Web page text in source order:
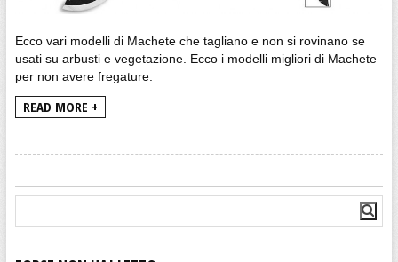
Ecco vari modelli di Machete che tagliano e non si rovinano se
usati su arbusti e vegetazione. Ecco i modelli migliori di Machete
per non avere fregature.
READ MORE +